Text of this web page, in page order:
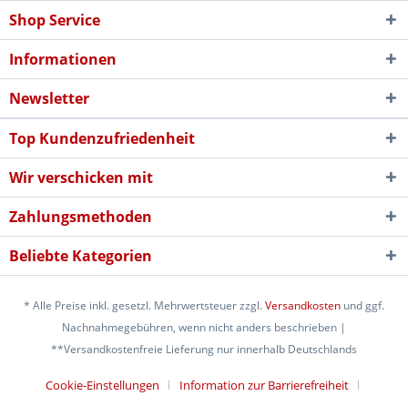
Shop Service
Informationen
Newsletter
Top Kundenzufriedenheit
Wir verschicken mit
Zahlungsmethoden
Beliebte Kategorien
* Alle Preise inkl. gesetzl. Mehrwertsteuer zzgl.Versandkosten und ggf.
Nachnahmegebühren, wenn nicht anders beschrieben |
**Versandkostenfreie Lieferung nur innerhalb Deutschlands
Cookie-Einstellungen
Information zur Barrierefreiheit